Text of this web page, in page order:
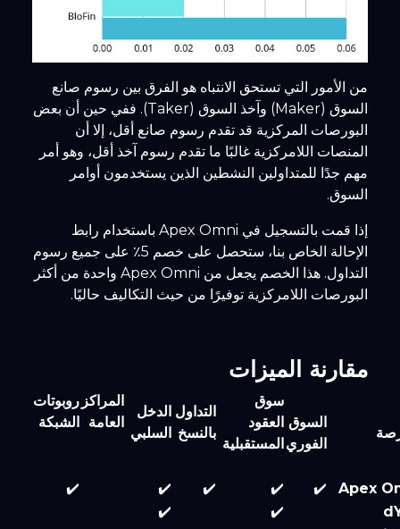
من الأمور التي تستحق الانتباه هو الفرق بين رسوم صانع
السوق (Maker) وآخذ السوق (Taker). ففي حين أن بعض
البورصات المركزية قد تقدم رسوم صانع أقل، إلا أن
المنصات اللامركزية غالبًا ما تقدم رسوم آخذ أقل، وهو أمر
مهم جدًا للمتداولين النشطين الذين يستخدمون أوامر
السوق.
إذا قمت بالتسجيل في Apex Omni باستخدام رابط
الإحالة الخاص بنا، ستحصل على خصم 5٪ على جميع رسوم
التداول. هذا الخصم يجعل من Apex Omni واحدة من أكثر
البورصات اللامركزية توفيرًا من حيث التكاليف حاليًا.
مقارنة الميزات
السوق
الفوري
سوق
العقود
المستقبلية
التداول
بالنسخ
الدخل
السلبي
المراكز
العامة
روبوتات
الشبكة
Apex
✔️
✔️
✔️
✔️
✔️
✔️
✔️